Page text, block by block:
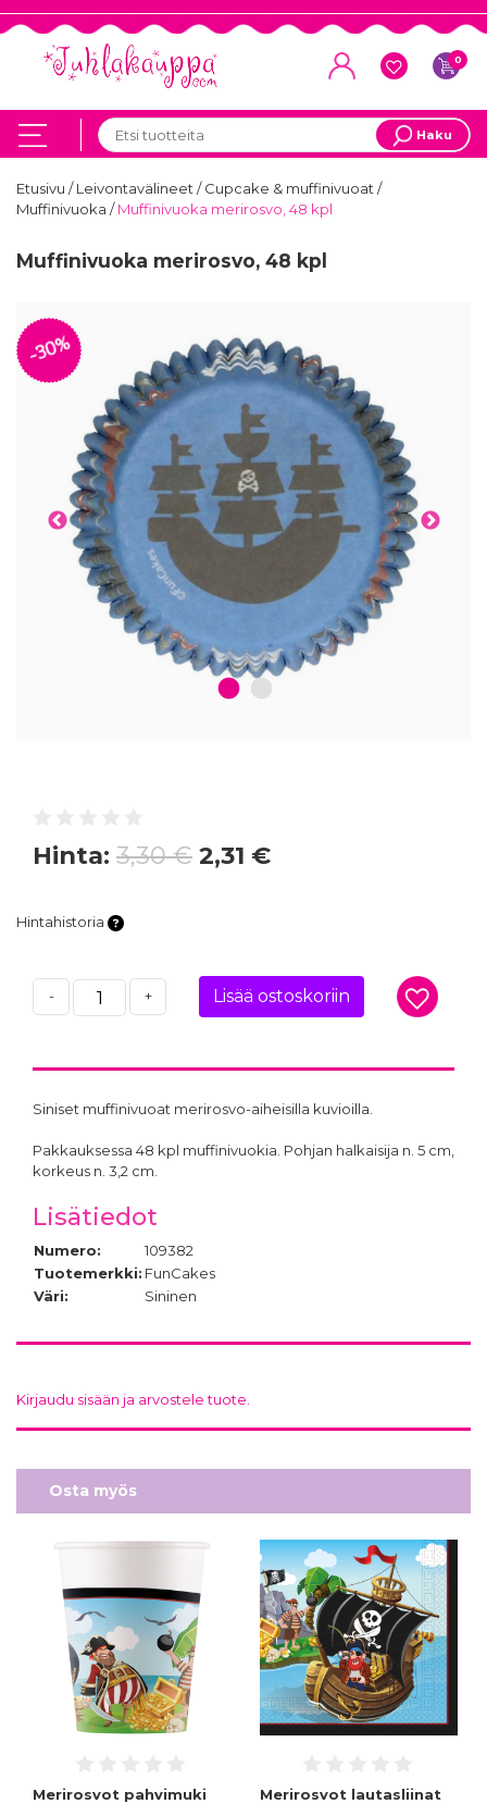
0
Haku
Etusivu /Leivontavälineet/Cupcake & muffinivuoat/
Muffinivuoka /Muffinivuoka merirosvo, 48 kpl
Muffinivuoka merirosvo, 48 kpl
1 2
-30%
Hinta: 3,30 € 2,31 €
Hintahistoria
- + Lisää ostoskoriin
Siniset muffinivuoat merirosvo-aiheisilla kuvioilla.
Pakkauksessa 48 kpl muffinivuokia. Pohjan halkaisija n. 5 cm,
korkeus n. 3,2 cm.
Lisätiedot
Numero:
109382
Tuotemerkki: FunCakes
Väri:
Sininen
Kirjaudu sisään ja arvostele tuote.
Osta myös
Merirosvot pahvimuki
Merirosvot lautasliinat